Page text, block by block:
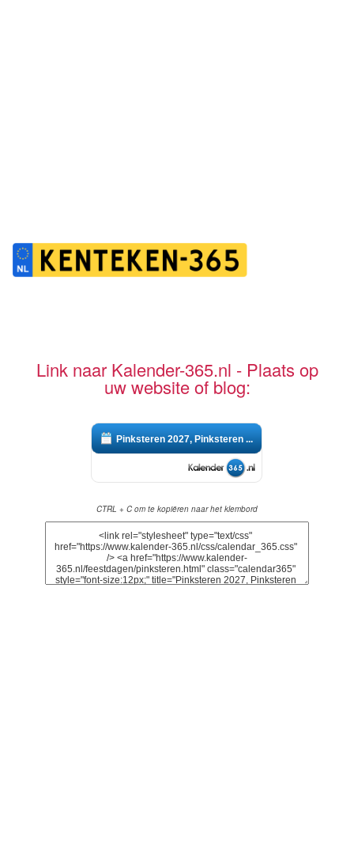
Link naar Kalender-365.nl - Plaats op
uw website of blog:
Pinksteren 2027, Pinksteren ...
CTRL + C om te kopiëren naar het klembord